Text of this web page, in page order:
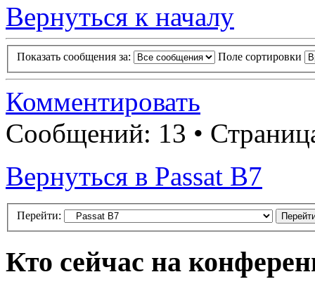
Вернуться к началу
Показать сообщения за: Поле сортировки
Комментировать
Сообщений: 13 •
Вернуться в Passat B7
Перейти:
Кто сейчас на